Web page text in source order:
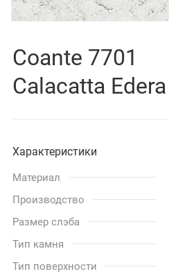
Coante 7701
Calacatta Edera
Характеристики
Материал
Производство
Размер слэба
Тип камня
Тип поверхности